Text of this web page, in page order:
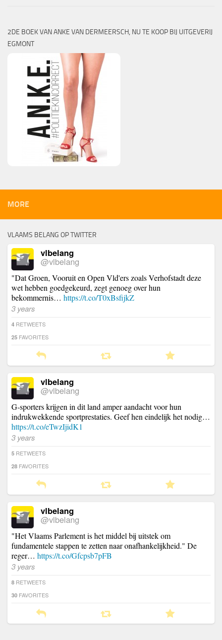
2DE BOEK VAN ANKE VAN DERMEERSCH, NU TE KOOP BIJ UITGEVERIJ
EGMONT
MORE
VLAAMS BELANG OP TWITTER
vlbelang
@vlbelang
"Dat Groen, Vooruit en Open Vld'ers zoals Verhofstadt deze
wet hebben goedgekeurd, zegt genoeg over hun
bekommernis… https://t.co/T0xBsfijkZ
3 years
4 RETWEETS
25 FAVORITES
vlbelang
@vlbelang
G-sporters krijgen in dit land amper aandacht voor hun
indrukwekkende sportprestaties. Geef hen eindelijk het nodig…
https://t.co/eTwzIjidK1
3 years
5 RETWEETS
28 FAVORITES
vlbelang
@vlbelang
"Het Vlaams Parlement is het middel bij uitstek om
fundamentele stappen te zetten naar onafhankelijkheid." De
reger… https://t.co/Gfcpsb7pFB
3 years
8 RETWEETS
30 FAVORITES